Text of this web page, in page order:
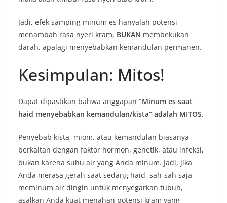
Jadi, efek samping minum es hanyalah potensi
menambah rasa nyeri kram, BUKAN membekukan
darah, apalagi menyebabkan kemandulan permanen.
Kesimpulan: Mitos!
Dapat dipastikan bahwa anggapan “Minum es saat
haid menyebabkan kemandulan/kista” adalah MITOS.
Penyebab kista, miom, atau kemandulan biasanya
berkaitan dengan faktor hormon, genetik, atau infeksi,
bukan karena suhu air yang Anda minum. Jadi, jika
Anda merasa gerah saat sedang haid, sah-sah saja
meminum air dingin untuk menyegarkan tubuh,
asalkan Anda kuat menahan potensi kram yang